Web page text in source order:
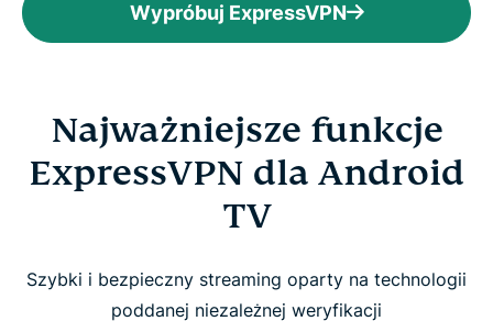
Wypróbuj ExpressVPN
Najważniejsze funkcje
ExpressVPN dla Android
TV
Szybki i bezpieczny streaming oparty na technologii
poddanej niezależnej weryfikacji